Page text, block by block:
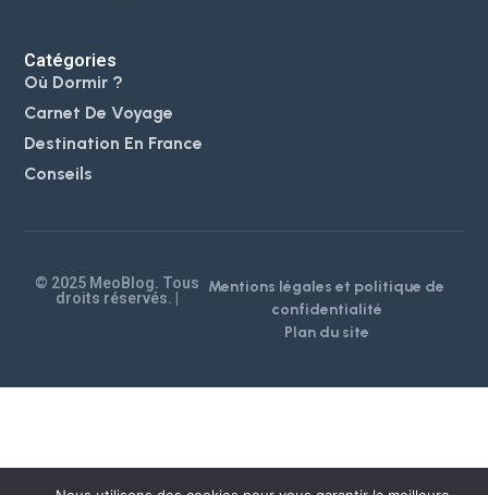
Catégories
Où Dormir ?
Carnet De Voyage
Destination En France
Conseils
© 2025 MeoBlog. Tous
droits réservés. |
Mentions légales et politique de
confidentialité
Plan du site